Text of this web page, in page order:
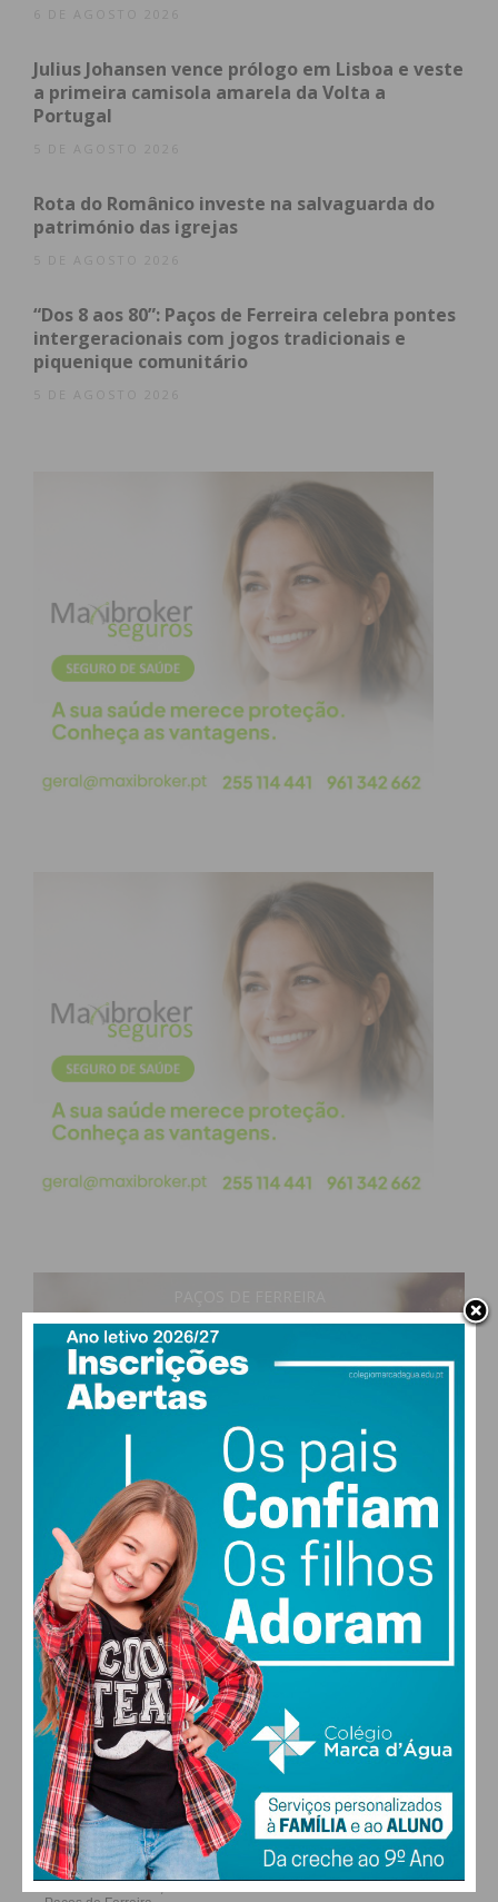
da capital, recebe a visita inesperada de Tomás, um
mulher faleceu recentemente. À medida que a noite
avança, os dois tentam perceber porque é que o
envolver numa perigosa batalha de ideologias
opostas e de desejos recíprocos.
Subscreva a newsletter do
Imediato
atualizada.
Eu li e concordo com os
termos e
6 DE AGOSTO 2026
Julius Johansen vence prólogo em Lisboa e veste
a primeira camisola amarela da Volta a
Portugal
5 DE AGOSTO 2026
Rota do Românico investe na salvaguarda do
património das igrejas
5 DE AGOSTO 2026
“Dos 8 aos 80”: Paços de Ferreira celebra pontes
intergeracionais com jogos tradicionais e
piquenique comunitário
5 DE AGOSTO 2026
17°
83% humidade
30°
QUI
30
SEX
30°
SÁB
28°
ALTERAR
FARMACIAS DE SERVIÇO EM PAÇOS DE
FERREIRA